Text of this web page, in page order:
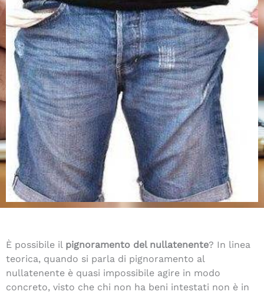
È possibile il pignoramento del nullatenente? In linea
teorica, quando si parla di pignoramento al
nullatenente è quasi impossibile agire in modo
concreto, visto che chi non ha beni intestati non è in